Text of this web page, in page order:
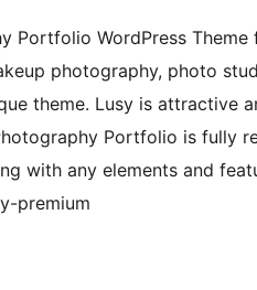
Portfolio WordPress
photography, photo
theme. Lusy is attractive
Portfolio is fully
with any elements and
premium